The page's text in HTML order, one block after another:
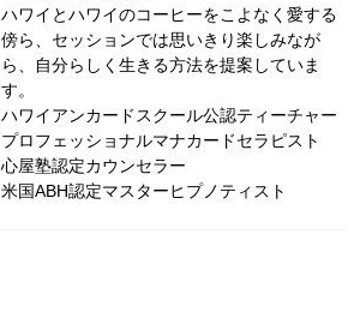
ハワイとハワイのコーヒーをこよなく愛する
傍ら、セッションでは思いきり楽しみなが
ら、自分らしく生きる方法を提案していま
す。
ハワイアンカードスクール公認ティーチャー
プロフェッショナルマナカードセラピスト
心屋塾認定カウンセラー
米国ABH認定マスターヒプノティスト